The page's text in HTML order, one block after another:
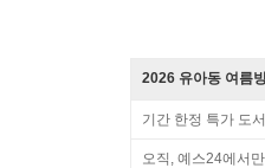
2026 유아동 여름
기간 한정 특가 도서
오직, 예스24에서만